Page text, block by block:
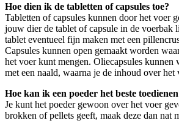
Hoe dien ik de tabletten of capsules toe?
Tabletten of capsules kunnen door het voer
jouw dier de tablet of capsule in de voerbak
tablet eventueel fijn maken met een
Capsules kunnen open gemaakt worden
het voer kunt mengen. Oliecapsules kunnen
met een naald, waarna je de inhoud over het
Hoe kan ik een poeder het beste
Je kunt het poeder gewoon over het voer
brokken of pellets geeft, maak deze dan nat